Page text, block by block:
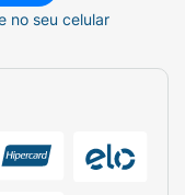
no seu celular